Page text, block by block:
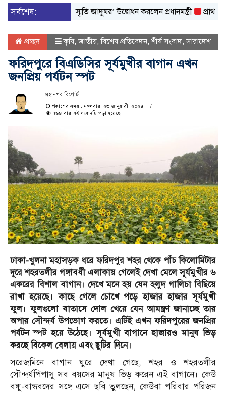
সর্বশেষ:
গণঅভ্যুত্থান স্মৃতি জাদুঘর’ উদ্বোধন করলেন প্রধানমন্ত্রী প্রাথমিকের ১৪
প্রচ্ছদ কৃষি,জাতীয়,বিশেষ প্রতিবেদন,শীর্ষ সংবাদ,সারাদেশ
ফরিদপুরে বিএডিসির সূর্যমুখীর বাগান এখন
জনপ্রিয় পর্যটন স্পট
মহানগর রিপোর্ট :
প্রকাশের সময় : মঙ্গলবার, ২৩ জানুয়ারী, ২০২৪
৭৬৪ বার এই সংবাদটি পড়া হয়েছে
ঢাকা-খুলনা মহাসড়ক ধরে ফরিদপুর শহর থেকে পাঁচ কিলোমিটার
দূরে শহরতলীর গঙ্গাবর্ধী এলাকায় গেলেই দেখা মেলে সূর্যমুখীর ৬
একরের বিশাল বাগান। দেখে মনে হয় যেন হলুদ গালিচা বিছিয়ে
রাখা হয়েছে। কাছে গেলে চোখে পড়ে হাজার হাজার সূর্যমুখী
ফুল। ফুলগুলো বাতাসে দোল খেয়ে যেন আমন্ত্রণ জানাচ্ছে তার
অপার সৌন্দর্য উপভোগ করতে। এটিই এখন ফরিদপুরের জনপ্রিয়
পর্যটন স্পট হয়ে উঠেছে। সূর্যমুখী বাগানে হাজারও মানুষ ভিড়
করছে বিকেল বেলায় এবং ছুটির দিনে।
সরেজমিনে বাগান ঘুরে দেখা গেছে, শহর ও শহরতলীর
সৌন্দর্যপিপাসু সব বয়সের মানুষ ভিড় করেন এই বাগানে। কেউ
বন্ধু-বান্ধবদের সঙ্গে এসে ছবি তুলছেন, কেউবা পরিবার পরিজন